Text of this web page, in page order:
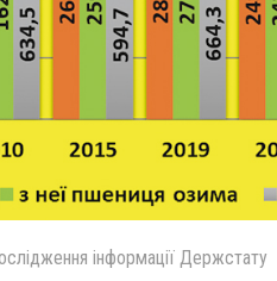
інформації Держстату